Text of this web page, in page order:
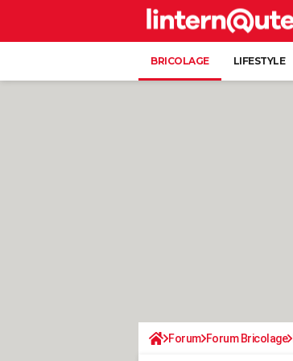
BRICOLAGE LIFESTYLE
Forum Forum Bricolage